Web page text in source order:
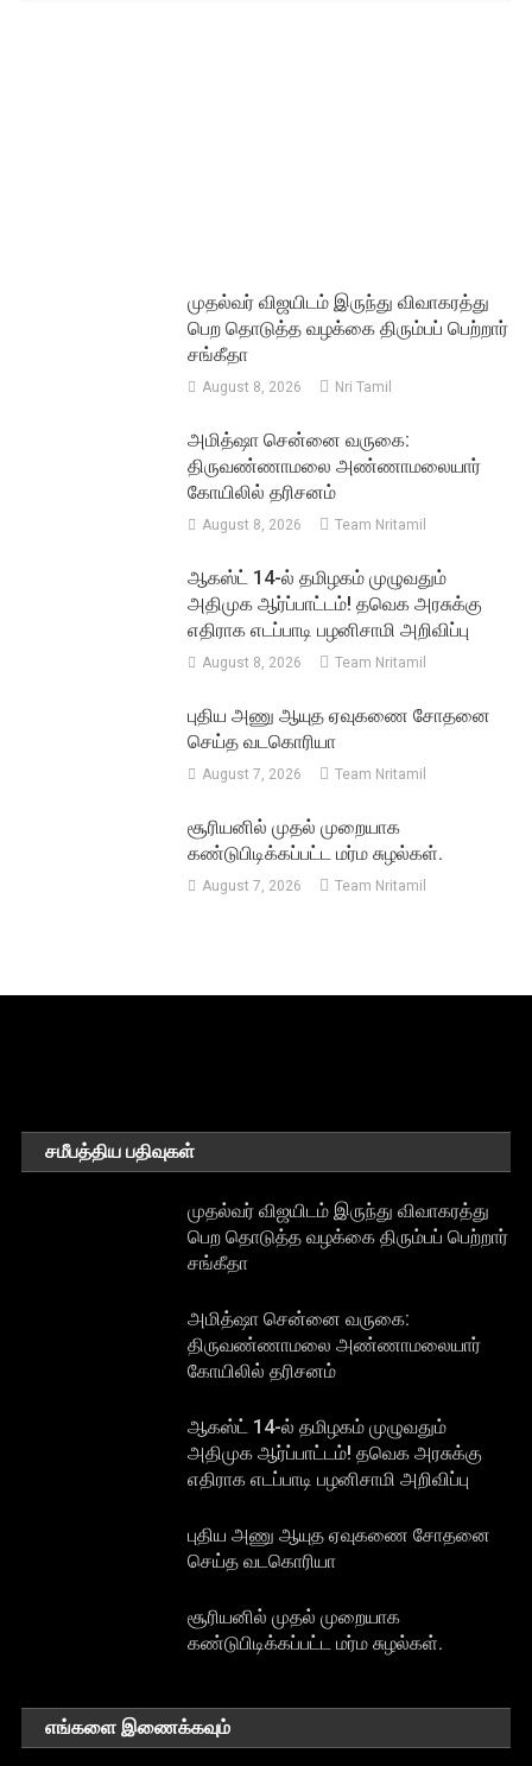
முதல்வர் விஜயிடம் இருந்து விவாகரத்து
பெற தொடுத்த வழக்கை திரும்பப் பெற்றார்
சங்கீதா
August 8, 2026 Nri Tamil
அமித்ஷா சென்னை வருகை:
திருவண்ணாமலை அண்ணாமலையார்
கோயிலில் தரிசனம்
August 8, 2026 Team Nritamil
ஆகஸ்ட் 14-ல் தமிழகம் முழுவதும்
அதிமுக ஆர்ப்பாட்டம்! தவெக அரசுக்கு
எதிராக எடப்பாடி பழனிசாமி அறிவிப்பு
August 8, 2026 Team Nritamil
புதிய அணு ஆயுத ஏவுகணை சோதனை
செய்த வடகொரியா
August 7, 2026 Team Nritamil
சூரியனில் முதல் முறையாக
கண்டுபிடிக்கப்பட்ட மர்ம சுழல்கள்.
August 7, 2026 Team Nritamil
சமீபத்திய பதிவுகள்
முதல்வர் விஜயிடம் இருந்து விவாகரத்து
பெற தொடுத்த வழக்கை திரும்பப் பெற்றார்
சங்கீதா
அமித்ஷா சென்னை வருகை:
திருவண்ணாமலை அண்ணாமலையார்
கோயிலில் தரிசனம்
ஆகஸ்ட் 14-ல் தமிழகம் முழுவதும்
அதிமுக ஆர்ப்பாட்டம்! தவெக அரசுக்கு
எதிராக எடப்பாடி பழனிசாமி அறிவிப்பு
புதிய அணு ஆயுத ஏவுகணை சோதனை
செய்த வடகொரியா
சூரியனில் முதல் முறையாக
கண்டுபிடிக்கப்பட்ட மர்ம சுழல்கள்.
எங்களை இணைக்கவும்